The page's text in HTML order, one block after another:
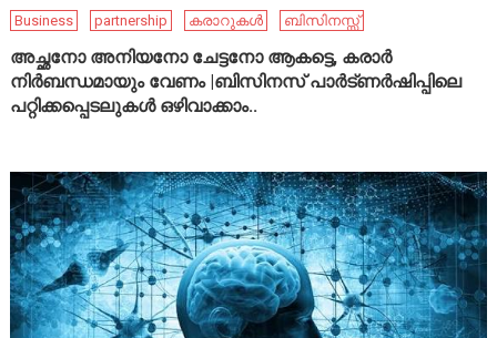
Business partnership കരാറുകൾ ബിസിനസ്സ്
അച്ഛനോ അനിയനോ ചേട്ടനോ ആകട്ടെ, കരാർ
നിർബന്ധമായും വേണം |ബിസിനസ് പാർട്ണർഷിപ്പിലെ
പറ്റിക്കപ്പെടലുകൾ ഒഴിവാക്കാം..